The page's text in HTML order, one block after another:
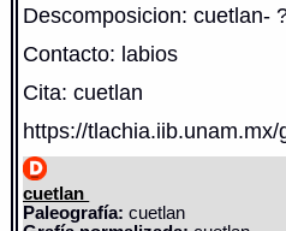
Descomposicion: cuetlan-
Contacto: labios
Cita: cuetlan
https://
cuetlan
Paleografía: cuetlan